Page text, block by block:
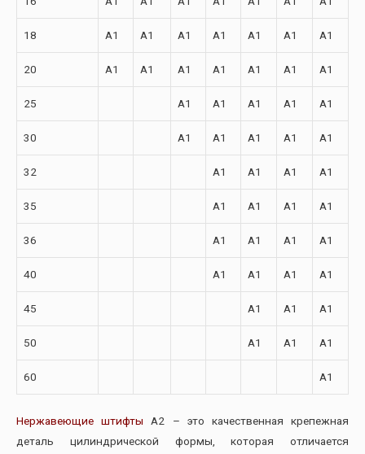
18 A1 A1 A1 A1 A1 A1 A1
20 A1 A1 A1 A1 A1 A1 A1
25 A1 A1 A1 A1 A1
30 A1 A1 A1 A1 A1
32 A1 A1 A1 A1
35 A1 A1 A1 A1
36 A1 A1 A1 A1
40 A1 A1 A1 A1
45 A1 A1 A1
50 A1 A1 A1
60 A1
Нержавеющие штифты А2 – это качественная крепежная
деталь цилиндрической формы, которая отличается